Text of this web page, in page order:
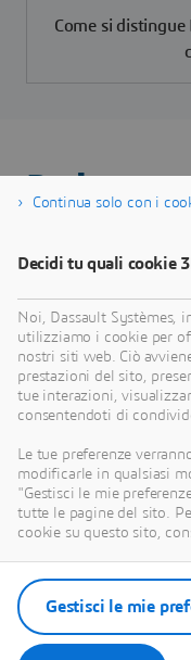
Come si
Parla con
Continua solo con i
Decidi tu quali cookie
Noi, Dassault Systèmes,
utilizziamo i cookie per
nostri siti web. Ciò
prestazioni del sito,
tue interazioni,
consentendoti di
Le tue preferenze
modificarle in qualsiasi
"Gestisci le mie
tutte le pagine del sito.
cookie su questo sito,
Gestisci le mie